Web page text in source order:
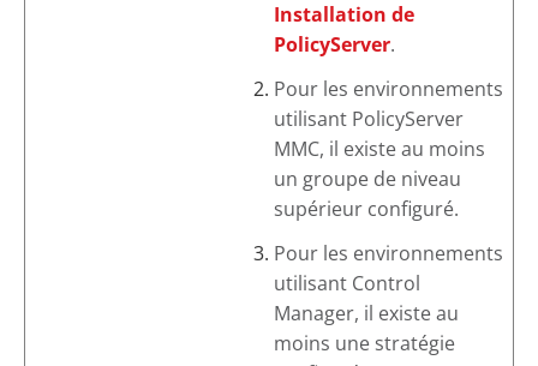
Installation de
PolicyServer.
Pour les environnements
utilisant PolicyServer
MMC, il existe au moins
un groupe de niveau
supérieur configuré.
Pour les environnements
utilisant Control
Manager, il existe au
moins une stratégie